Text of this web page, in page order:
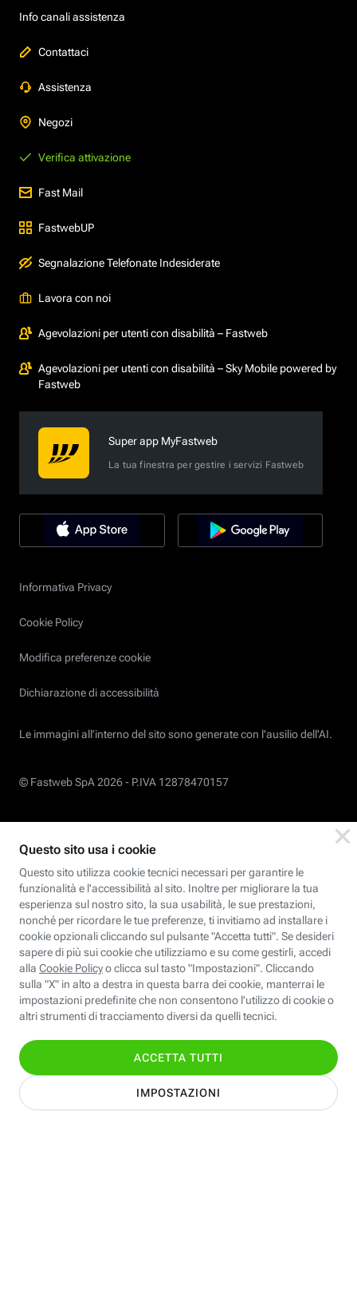
Info canali assistenza
Contattaci
Assistenza
Negozi
Verifica attivazione
Fast Mail
FastwebUP
Segnalazione Telefonate Indesiderate
Lavora con noi
Agevolazioni per utenti con disabilità – Fastweb
Agevolazioni per utenti con disabilità – Sky Mobile powered by
Fastweb
Super app MyFastweb
La tua finestra per gestire i servizi Fastweb
Informativa Privacy
Cookie Policy
Modifica preferenze cookie
Dichiarazione di accessibilità
Le immagini all’interno del sito sono generate con l'ausilio dell'AI.
© Fastweb SpA 2026 - P.IVA 12878470157